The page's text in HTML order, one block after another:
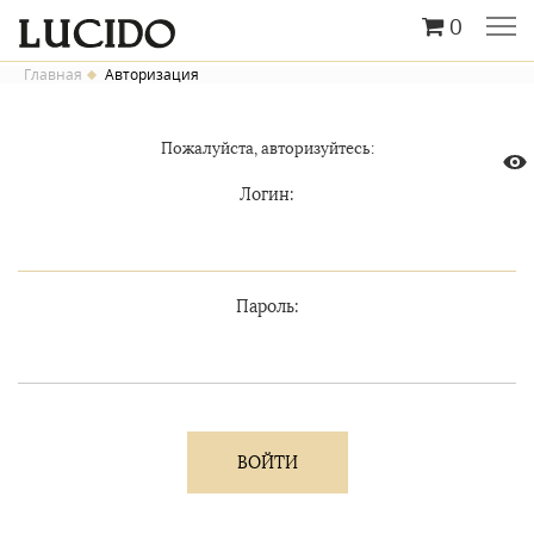
0
Главная Авторизация
Пожалуйста, авторизуйтесь:
Логин:
Пароль: